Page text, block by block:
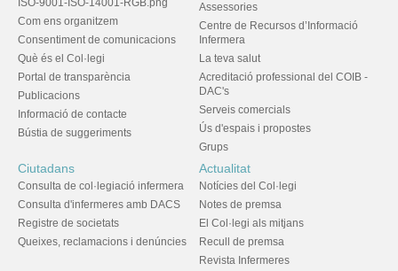
ISO-9001-ISO-14001-RGB.png
Com ens organitzem
Consentiment de comunicacions
Què és el Col·legi
Portal de transparència
Publicacions
Informació de contacte
Bústia de suggeriments
Assessories
Centre de Recursos d’Informació
Infermera
La teva salut
Acreditació professional del COIB -
DAC's
Serveis comercials
Ús d'espais i propostes
Grups
Ciutadans
Consulta de col·legiació infermera
Consulta d'infermeres amb DACS
Registre de societats
Queixes, reclamacions i denúncies
Actualitat
Notícies del Col·legi
Notes de premsa
El Col·legi als mitjans
Recull de premsa
Revista Infermeres